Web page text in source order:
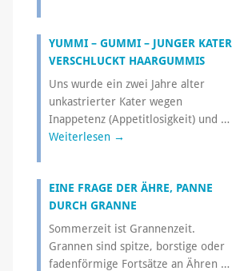
YUMMI – GUMMI – JUNGER KATER
VERSCHLUCKT HAARGUMMIS
Uns wurde ein zwei Jahre alter
unkastrierter Kater wegen
Inappetenz (Appetitlosigkeit) und …
Weiterlesen →
EINE FRAGE DER ÄHRE, PANNE
DURCH GRANNE
Sommerzeit ist Grannenzeit.
Grannen sind spitze, borstige oder
fadenförmige Fortsätze an Ähren …